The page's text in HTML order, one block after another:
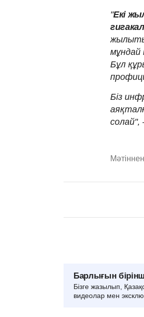
"Екі
мұндай
Бұл
Біз
солай",
Барлығын
Бізге жазылып,
видеолар мен